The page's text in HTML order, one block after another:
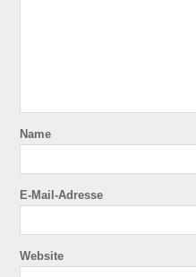
Name
E-Mail-Adresse
Website